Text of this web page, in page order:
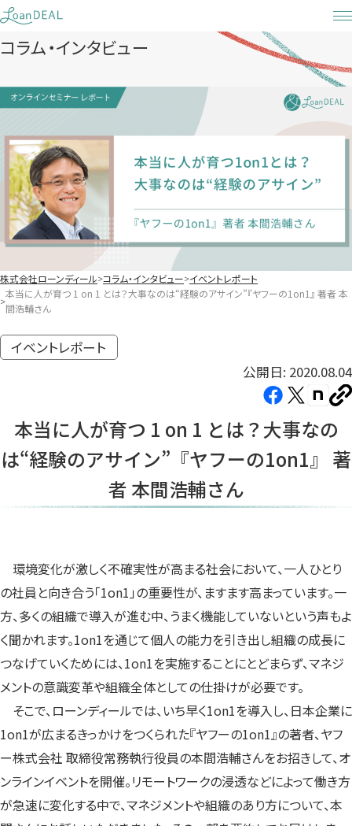
Skip
to
content
コラム・インタビュー
株式会社ローンディール コラム・インタビュー イベントレポート
本当に人が育つ 1 on 1 とは？大事なのは“経験のアサイン”『ヤフーの1on1』 著者 本
間浩輔さん
イベントレポート
公開日: 2020.08.04
Facebook（新
い
タ
す）
X（新
い
タ
す）
note（新
い
タ
す）
ー
本当に人が育つ 1 on 1 とは？大事なの
は“経験のアサイン”『ヤフーの1on1』 著
者 本間浩輔さん
環境変化が激しく不確実性が高まる社会において、一人ひとり
の社員と向き合う「1on1」の重要性が、ますます高まっています。一
方、多くの組織で導入が進む中、うまく機能していないという声もよ
く聞かれます。1on1を通じて個人の能力を引き出し組織の成長に
つなげていくためには、1on1を実施することにとどまらず、マネジ
メントの意識変革や組織全体としての仕掛けが必要です。
そこで、ローンディールでは、いち早く1on1を導入し、日本企業に
1on1が広まるきっかけをつくられた『ヤフーの1on1』の著者、ヤフ
ー株式会社 取締役常務執行役員の本間浩輔さんをお招きして、オ
ンラインイベントを開催。リモートワークの浸透などによって働き方
が急速に変化する中で、マネジメントや組織のあり方について、本